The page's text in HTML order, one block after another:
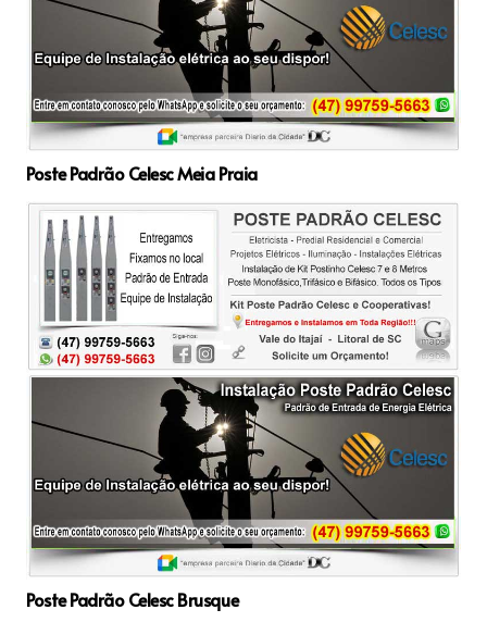
Poste Padrão Celesc Meia Praia
Poste Padrão Celesc Brusque